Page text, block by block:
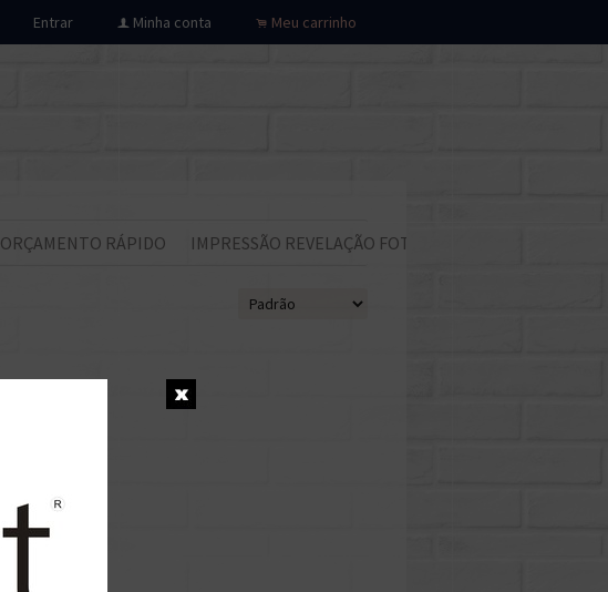
Entrar f Minha conta . Meu carrinho
ORÇAMENTO RÁPIDO IMPRESSÃO REVELAÇÃO FOTOS